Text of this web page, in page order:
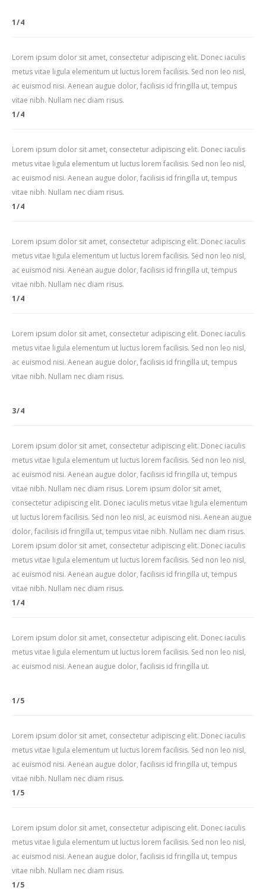
1/4
Lorem ipsum dolor sit amet, consectetur adipiscing elit. Donec iaculis
metus vitae ligula elementum ut luctus lorem facilisis. Sed non leo nisl,
ac euismod nisi. Aenean augue dolor, facilisis id fringilla ut, tempus
vitae nibh. Nullam nec diam risus.
1/4
Lorem ipsum dolor sit amet, consectetur adipiscing elit. Donec iaculis
metus vitae ligula elementum ut luctus lorem facilisis. Sed non leo nisl,
ac euismod nisi. Aenean augue dolor, facilisis id fringilla ut, tempus
vitae nibh. Nullam nec diam risus.
1/4
Lorem ipsum dolor sit amet, consectetur adipiscing elit. Donec iaculis
metus vitae ligula elementum ut luctus lorem facilisis. Sed non leo nisl,
ac euismod nisi. Aenean augue dolor, facilisis id fringilla ut, tempus
vitae nibh. Nullam nec diam risus.
1/4
Lorem ipsum dolor sit amet, consectetur adipiscing elit. Donec iaculis
metus vitae ligula elementum ut luctus lorem facilisis. Sed non leo nisl,
ac euismod nisi. Aenean augue dolor, facilisis id fringilla ut, tempus
vitae nibh. Nullam nec diam risus.
3/4
Lorem ipsum dolor sit amet, consectetur adipiscing elit. Donec iaculis
metus vitae ligula elementum ut luctus lorem facilisis. Sed non leo nisl,
ac euismod nisi. Aenean augue dolor, facilisis id fringilla ut, tempus
vitae nibh. Nullam nec diam risus. Lorem ipsum dolor sit amet,
consectetur adipiscing elit. Donec iaculis metus vitae ligula elementum
ut luctus lorem facilisis. Sed non leo nisl, ac euismod nisi. Aenean augue
dolor, facilisis id fringilla ut, tempus vitae nibh. Nullam nec diam risus.
Lorem ipsum dolor sit amet, consectetur adipiscing elit. Donec iaculis
metus vitae ligula elementum ut luctus lorem facilisis. Sed non leo nisl,
ac euismod nisi. Aenean augue dolor, facilisis id fringilla ut, tempus
vitae nibh. Nullam nec diam risus.
1/4
Lorem ipsum dolor sit amet, consectetur adipiscing elit. Donec iaculis
metus vitae ligula elementum ut luctus lorem facilisis. Sed non leo nisl,
ac euismod nisi. Aenean augue dolor, facilisis id fringilla ut.
1/5
Lorem ipsum dolor sit amet, consectetur adipiscing elit. Donec iaculis
metus vitae ligula elementum ut luctus lorem facilisis. Sed non leo nisl,
ac euismod nisi. Aenean augue dolor, facilisis id fringilla ut, tempus
vitae nibh. Nullam nec diam risus.
1/5
Lorem ipsum dolor sit amet, consectetur adipiscing elit. Donec iaculis
metus vitae ligula elementum ut luctus lorem facilisis. Sed non leo nisl,
ac euismod nisi. Aenean augue dolor, facilisis id fringilla ut, tempus
vitae nibh. Nullam nec diam risus.
1/5